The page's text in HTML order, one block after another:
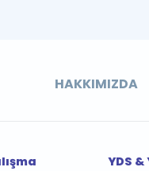
HAKKIMIZDA
YDS